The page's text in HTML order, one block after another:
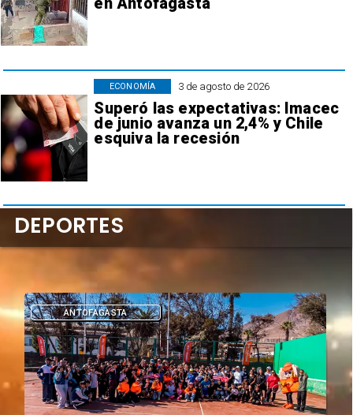
3 de agosto de 2026
Superó las expectativas: Imacec
de junio avanza un 2,4% y Chile
esquiva la recesión
ECONOMÍA
ANTOFAGASTA
DEPORTES